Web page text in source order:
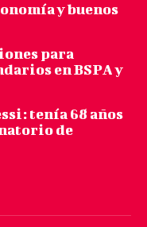
y buenos
para
en BSPA y
tenía 68 años
de